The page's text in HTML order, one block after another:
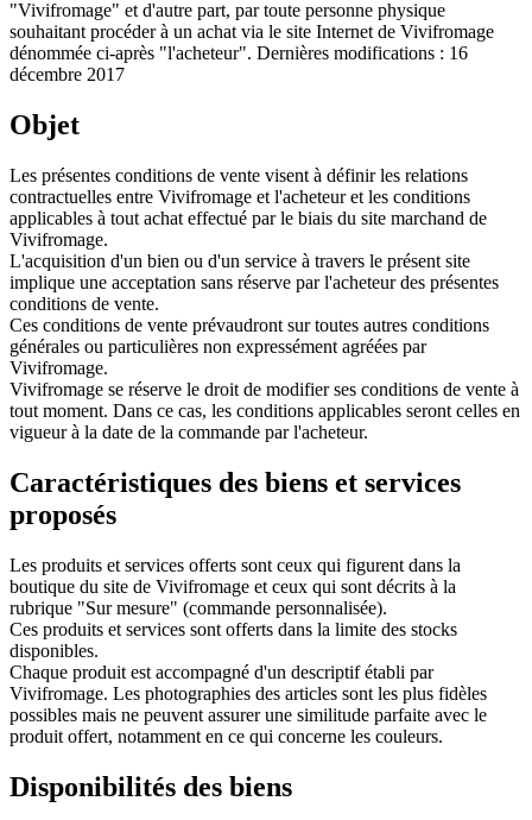
"Vivifromage" et d'autre part, par toute personne physique
souhaitant procéder à un achat via le site Internet de Vivifromage
dénommée ci-après "l'acheteur". Dernières modifications : 16
décembre 2017
Objet
Les présentes conditions de vente visent à définir les relations
contractuelles entre Vivifromage et l'acheteur et les conditions
applicables à tout achat effectué par le biais du site marchand de
Vivifromage.
L'acquisition d'un bien ou d'un service à travers le présent site
implique une acceptation sans réserve par l'acheteur des présentes
conditions de vente.
Ces conditions de vente prévaudront sur toutes autres conditions
générales ou particulières non expressément agréées par
Vivifromage.
Vivifromage se réserve le droit de modifier ses conditions de vente à
tout moment. Dans ce cas, les conditions applicables seront celles en
vigueur à la date de la commande par l'acheteur.
Caractéristiques des biens et services
proposés
Les produits et services offerts sont ceux qui figurent dans la
boutique du site de Vivifromage et ceux qui sont décrits à la
rubrique "Sur mesure" (commande personnalisée).
Ces produits et services sont offerts dans la limite des stocks
disponibles.
Chaque produit est accompagné d'un descriptif établi par
Vivifromage. Les photographies des articles sont les plus fidèles
possibles mais ne peuvent assurer une similitude parfaite avec le
produit offert, notamment en ce qui concerne les couleurs.
Disponibilités des biens